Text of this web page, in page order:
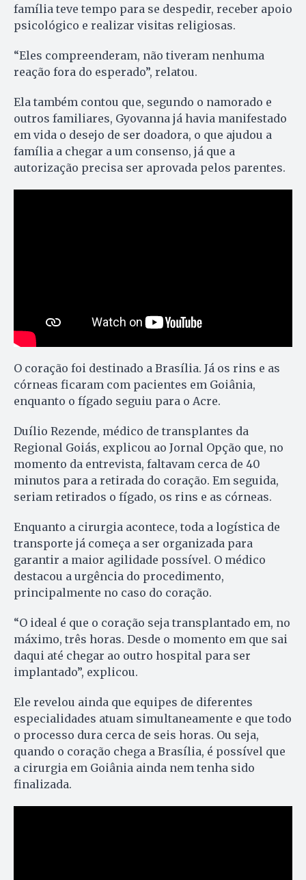
família teve tempo para se despedir, receber apoio
psicológico e realizar visitas religiosas.
“Eles compreenderam, não tiveram nenhuma
reação fora do esperado”, relatou.
Ela também contou que, segundo o namorado e
outros familiares, Gyovanna já havia manifestado
em vida o desejo de ser doadora, o que ajudou a
família a chegar a um consenso, já que a
autorização precisa ser aprovada pelos parentes.
O coração foi destinado a Brasília. Já os rins e as
córneas ficaram com pacientes em Goiânia,
enquanto o fígado seguiu para o Acre.
Duílio Rezende, médico de transplantes da
Regional Goiás, explicou ao Jornal Opção que, no
momento da entrevista, faltavam cerca de 40
minutos para a retirada do coração. Em seguida,
seriam retirados o fígado, os rins e as córneas.
Enquanto a cirurgia acontece, toda a logística de
transporte já começa a ser organizada para
garantir a maior agilidade possível. O médico
destacou a urgência do procedimento,
principalmente no caso do coração.
“O ideal é que o coração seja transplantado em, no
máximo, três horas. Desde o momento em que sai
daqui até chegar ao outro hospital para ser
implantado”, explicou.
Ele revelou ainda que equipes de diferentes
especialidades atuam simultaneamente e que todo
o processo dura cerca de seis horas. Ou seja,
quando o coração chega a Brasília, é possível que
a cirurgia em Goiânia ainda nem tenha sido
finalizada.